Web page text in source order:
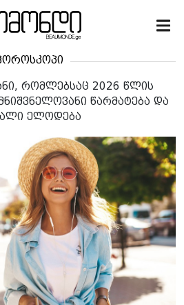
რომლებსაც 2026 წლის
წარმატება და
ელოდება